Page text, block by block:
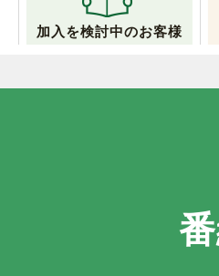
加入を検討中のお客様